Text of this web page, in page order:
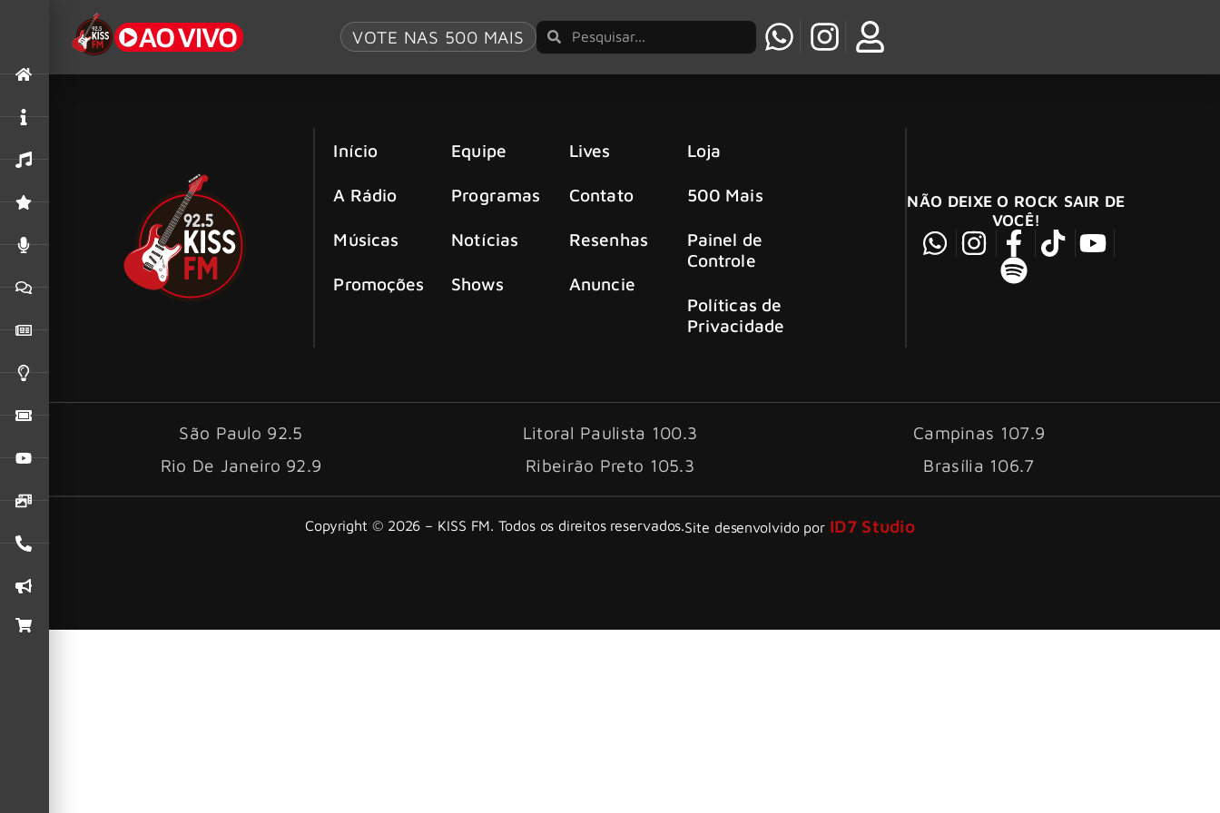
VOTE NAS 500 MAIS
Wake Up
Início
A Rádio
Músicas
Promoções
Equipe
Programas
Notícias
Shows
Lives
Contato
Resenhas
Anuncie
Loja
500 Mais
Painel de
Controle
Políticas de
Privacidade
NÃO DEIXE O ROCK SAIR DE
VOCÊ!
São Paulo 92.5 Litoral Paulista 100.3
Campinas 107.9
Rio De Janeiro 92.9
Ribeirão Preto 105.3 Brasília 106.7
Copyright © 2026 – KISS FM. Todos os direitos reservados.Site desenvolvido por ID7 Studio